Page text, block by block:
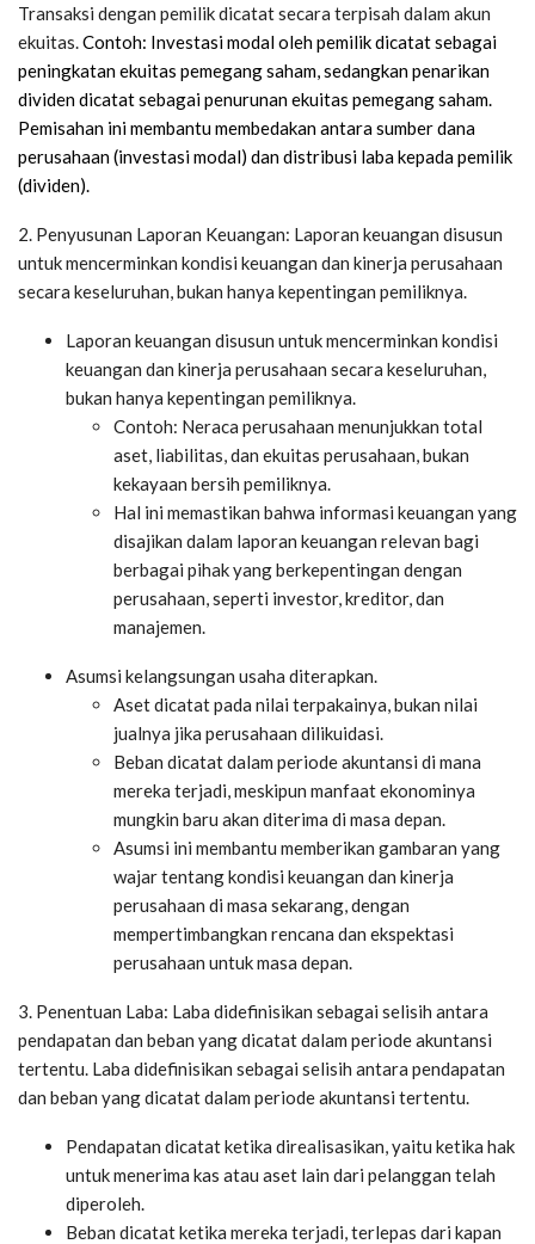
Transaksi dengan pemilik dicatat secara terpisah dalam akun
ekuitas.Contoh: Investasi modal oleh pemilik dicatat sebagai
peningkatan ekuitas pemegang saham, sedangkan penarikan
dividen dicatat sebagai penurunan ekuitas pemegang saham.
Pemisahan ini membantu membedakan antara sumber dana
perusahaan (investasi modal) dan distribusi laba kepada pemilik
(dividen).
2. Penyusunan Laporan Keuangan: Laporan keuangan disusun
untuk mencerminkan kondisi keuangan dan kinerja perusahaan
secara keseluruhan, bukan hanya kepentingan pemiliknya.
Laporan keuangan disusun untuk mencerminkan kondisi
keuangan dan kinerja perusahaan secara keseluruhan,
bukan hanya kepentingan pemiliknya.
Contoh: Neraca perusahaan menunjukkan total
aset, liabilitas, dan ekuitas perusahaan, bukan
kekayaan bersih pemiliknya.
Hal ini memastikan bahwa informasi keuangan yang
disajikan dalam laporan keuangan relevan bagi
berbagai pihak yang berkepentingan dengan
perusahaan, seperti investor, kreditor, dan
manajemen.
Asumsi kelangsungan usaha diterapkan.
Aset dicatat pada nilai terpakainya, bukan nilai
jualnya jika perusahaan dilikuidasi.
Beban dicatat dalam periode akuntansi di mana
mereka terjadi, meskipun manfaat ekonominya
mungkin baru akan diterima di masa depan.
Asumsi ini membantu memberikan gambaran yang
wajar tentang kondisi keuangan dan kinerja
perusahaan di masa sekarang, dengan
mempertimbangkan rencana dan ekspektasi
perusahaan untuk masa depan.
3. Penentuan Laba: Laba didefinisikan sebagai selisih antara
pendapatan dan beban yang dicatat dalam periode akuntansi
tertentu. Laba didefinisikan sebagai selisih antara pendapatan
dan beban yang dicatat dalam periode akuntansi tertentu.
Pendapatan dicatat ketika direalisasikan, yaitu ketika hak
untuk menerima kas atau aset lain dari pelanggan telah
diperoleh.
Beban dicatat ketika mereka terjadi, terlepas dari kapan